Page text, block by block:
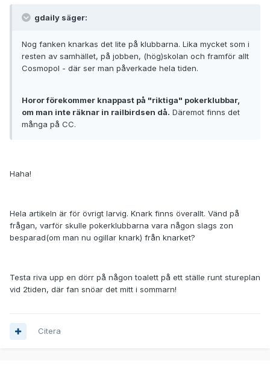
gdaily säger:
Nog fanken knarkas det lite på klubbarna. Lika mycket som i
resten av samhället, på jobben, (hög)skolan och framför allt
Cosmopol - där ser man påverkade hela tiden.
Horor förekommer knappast på "riktiga" pokerklubbar,
om man inte räknar in railbirdsen då. Däremot finns det
många på CC.
Haha!
Hela artikeln är för övrigt larvig. Knark finns överallt. Vänd på
frågan, varför skulle pokerklubbarna vara någon slags zon
besparad(om man nu ogillar knark) från knarket?
Testa riva upp en dörr på någon toalett på ett ställe runt stureplan
vid 2tiden, där fan snöar det mitt i sommarn!
Citera